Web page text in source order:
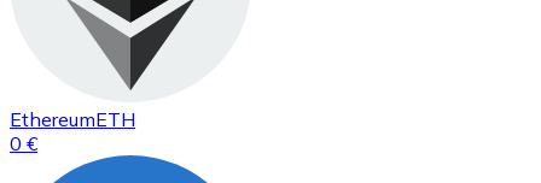
EthereumETH
0 €